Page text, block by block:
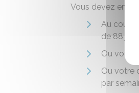
Vous devez en
Au cours
de 88
Ou votre
Ou votre
par